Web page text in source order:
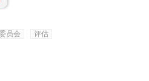
员会 评估